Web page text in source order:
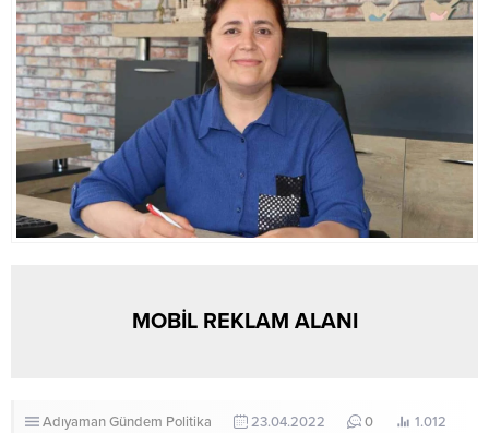
MOBİL REKLAM ALANI
AdıyamanGündem Politika 23.04.2022 0 1.012